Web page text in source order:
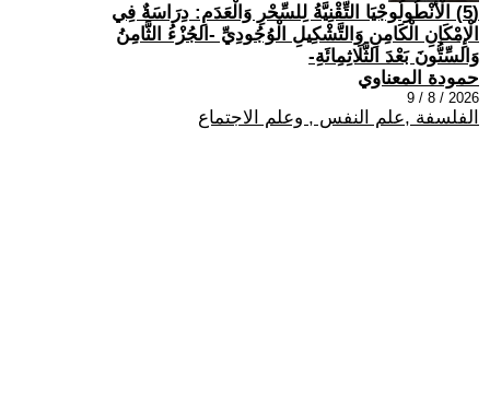
(5) الْأَنْطُولُوجْيَا التِّقْنِيَّةُ لِلسِّحْرِ وَالْعَدَمِ: دِرَاسَةٌ فِي
الْإِمْكَانِ الْكَامِنِ وَالتَّشْكِيلِ الْوُجُودِيِّ -الجُزْءُ الثَّامِنُ
وَالسِّتُّونَ بَعْدَ الثَّلَاثِمِائَةِ-
حمودة المعناوي
2026 / 8 / 9
الفلسفة ,علم النفس , وعلم الاجتماع